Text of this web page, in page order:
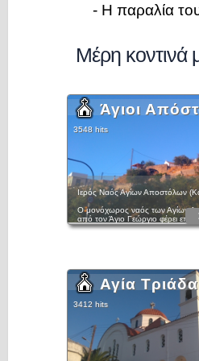
- Η παραλία
Μέρη κοντινά
Άγιοι
3548 hits
Ιερός Ναός Αγίων Αποστόλων
Ο μονόχωρος ναός των Αγίων
από τον Άγιο Γεώργιο φέρει
τοιχογραφιών του 14ου και 15ου
σώζεται αποσπασματικά, φέρει
κύκλου και την ιδιαίτερα μεγάλη
Παρουσίας, αφού καλύπτει τον
νότιου και τμήμα του βόρειου
παραστάσεις ενδιαφέρον
κυρίως ναού η πολυπρόσωπη
δυτικότροπη Παναγία
μεγάλη και παραστατική
Καμίνω στον νότιο τοίχο του
Αγία Τριάδα
3412 hits